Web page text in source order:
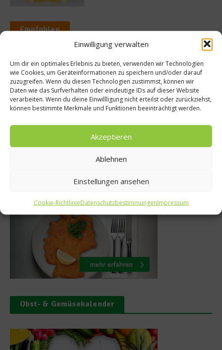
Einwilligung verwalten
Um dir ein optimales Erlebnis zu bieten, verwenden wir Technologien
wie Cookies, um Geräteinformationen zu speichern und/oder darauf
zuzugreifen. Wenn du diesen Technologien zustimmst, können wir
Daten wie das Surfverhalten oder eindeutige IDs auf dieser Website
verarbeiten. Wenn du deine Einwillligung nicht erteilst oder zurückziehst,
können bestimmte Merkmale und Funktionen beeinträchtigt werden.
Akzeptieren
Ablehnen
Einstellungen ansehen
Cookie-RichtlinieDatenschutzbestimmungenImpressum
Empfohlen
Méridien
eröffnet
Ratgeber
Saubere Sache
Clean
Was isst Deutschland
Obst- & Gemüsekalender